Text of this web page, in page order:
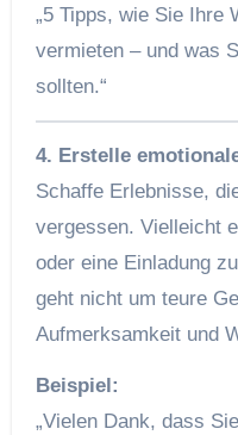
„5 Tipps, wie Sie Ihre
vermieten – und was
sollten.“
4. Erstelle
Schaffe Erlebnisse,
vergessen. Vielleicht
oder eine Einladung
geht nicht um teure
Aufmerksamkeit und
Beispiel:
„Vielen Dank, dass